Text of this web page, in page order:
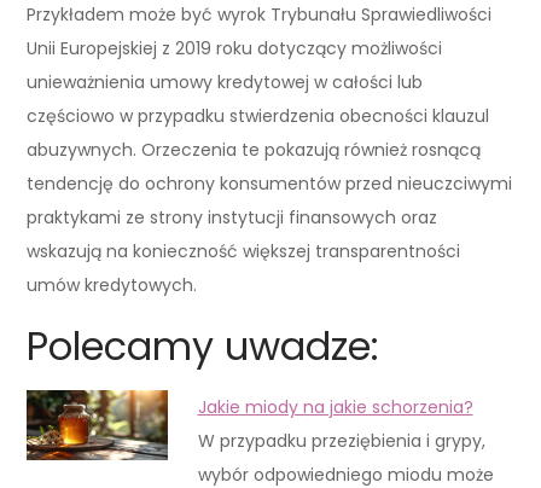
Przykładem może być wyrok Trybunału Sprawiedliwości
Unii Europejskiej z 2019 roku dotyczący możliwości
unieważnienia umowy kredytowej w całości lub
częściowo w przypadku stwierdzenia obecności klauzul
abuzywnych. Orzeczenia te pokazują również rosnącą
tendencję do ochrony konsumentów przed nieuczciwymi
praktykami ze strony instytucji finansowych oraz
wskazują na konieczność większej transparentności
umów kredytowych.
Polecamy uwadze:
Jakie miody na jakie schorzenia?
W przypadku przeziębienia i grypy,
wybór odpowiedniego miodu może